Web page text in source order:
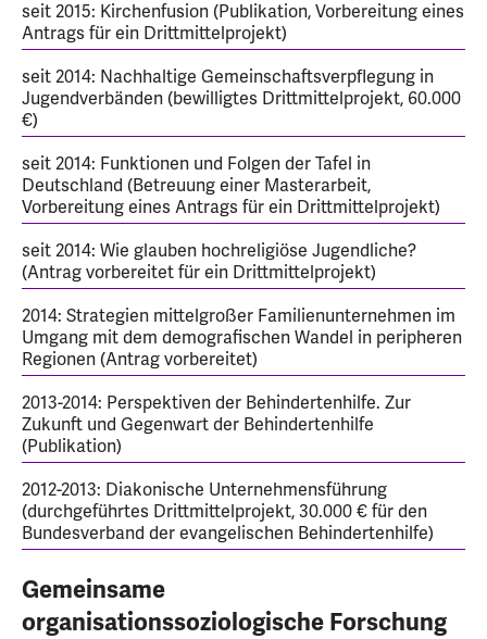
seit 2015: Kirchenfusion (Publikation, Vorbereitung eines
Antrags für ein Drittmittelprojekt)
seit 2014: Nachhaltige Gemeinschaftsverpflegung in
Jugendverbänden (bewilligtes Drittmittelprojekt, 60.000
€)
seit 2014: Funktionen und Folgen der Tafel in
Deutschland (Betreuung einer Masterarbeit,
Vorbereitung eines Antrags für ein Drittmittelprojekt)
seit 2014: Wie glauben hochreligiöse Jugendliche?
(Antrag vorbereitet für ein Drittmittelprojekt)
2014: Strategien mittelgroßer Familienunternehmen im
Umgang mit dem demografischen Wandel in peripheren
Regionen (Antrag vorbereitet)
2013-2014: Perspektiven der Behindertenhilfe. Zur
Zukunft und Gegenwart der Behindertenhilfe
(Publikation)
2012-2013: Diakonische Unternehmensführung
(durchgeführtes Drittmittelprojekt, 30.000 € für den
Bundesverband der evangelischen Behindertenhilfe)
Gemeinsame
organisationssoziologische Forschung